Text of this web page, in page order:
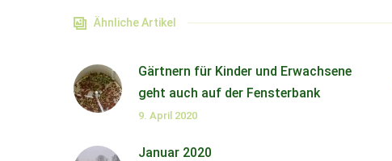
Ähnliche Artikel
Gärtnern für Kinder und Erwachsene
geht auch auf der Fensterbank
9. April 2020
Januar 2020